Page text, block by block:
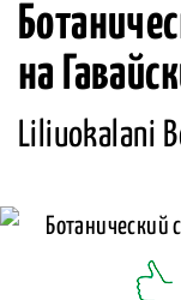
на
Liliuokalani